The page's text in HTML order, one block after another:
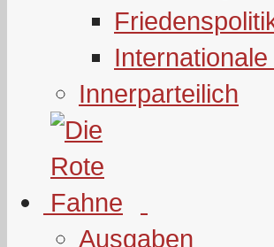
Innerparteilich
Ausgaben